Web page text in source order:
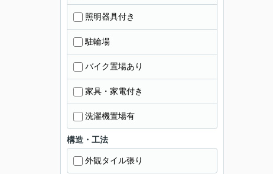
照明器具付き
駐輪場
バイク置場あり
家具・家電付き
洗濯機置場有
構造・工法
外観タイル張り